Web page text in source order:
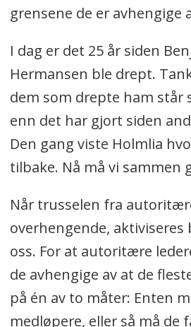
grensene de er avhengige
I dag er det 25 år siden
Hermansen ble drept.
dem som drepte ham står
enn det har gjort siden
Den gang viste Holmlia
tilbake. Nå må vi sammen
Når trusselen fra
overhengende, aktiviseres
oss. For at autoritære
de avhengige av at de
på én av to måter: Enten
medløpere, eller så må de